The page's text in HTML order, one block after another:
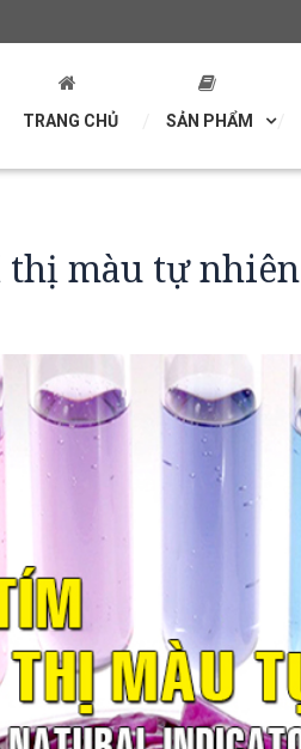
TRANG CHỦ SẢN PHẨM
thị màu tự nhiên